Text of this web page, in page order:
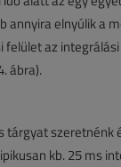
annyira elnyúlik a
felület az
ábra).
tárgyat szeretnénk
kb. 25 ms